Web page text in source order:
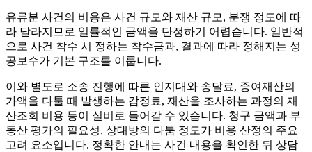
유류분 사건의 비용은 사건 규모와 재산 규모, 분쟁 정도에 따
라 달라지므로 일률적인 금액을 단정하기 어렵습니다. 일반적
으로 사건 착수 시 정하는 착수금과, 결과에 따라 정해지는 성
공보수가 기본 구조를 이룹니다.
이와 별도로 소송 진행에 따른 인지대와 송달료, 증여재산의
가액을 다툴 때 발생하는 감정료, 재산을 조사하는 과정의 재
산조회 비용 등이 실비로 들어갈 수 있습니다. 청구 금액과 부
동산 평가의 필요성, 상대방의 다툼 정도가 비용 산정의 주요
고려 요소입니다. 정확한 안내는 사건 내용을 확인한 뒤 상담